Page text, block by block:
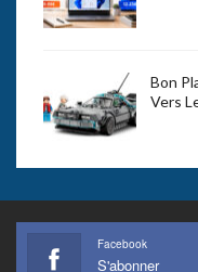
Bon
Vers
Facebook
S'abonner